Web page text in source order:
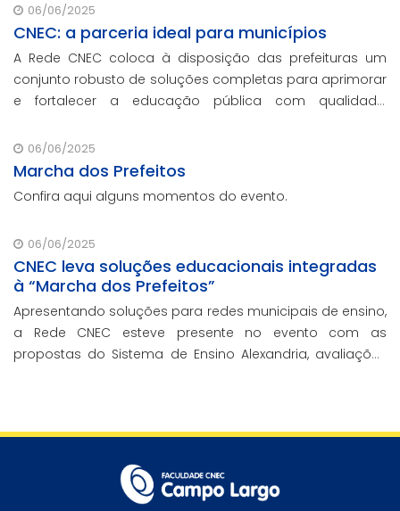
06/06/2025
CNEC: a parceria ideal para municípios
A Rede CNEC coloca à disposição das prefeituras um
conjunto robusto de soluções completas para aprimorar
e fortalecer a educação pública com qualidade,
que não participaram da Marcha dos Prefeitos
06/06/2025
Marcha dos Prefeitos
Confira aqui alguns momentos do evento.
06/06/2025
CNEC leva soluções educacionais integradas
à “Marcha dos Prefeitos”
Apresentando soluções para redes municipais de ensino,
a Rede CNEC esteve presente no evento com as
propostas do Sistema de Ensino Alexandria, avaliações